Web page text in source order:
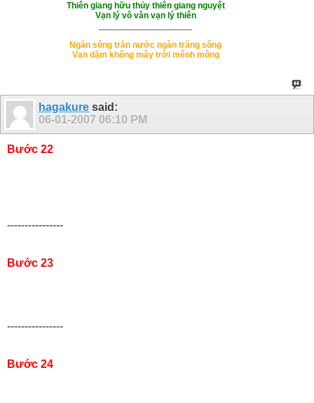
Thiên giang hữu thủy thiên giang nguyệt
Vạn lý vô vân vạn lý thiên
Ngàn sông tràn nước ngàn trăng sông
Vạn dặm không mây trời mênh mông
hagakure said:
06-01-2007 06:10 PM
Bước 22
----------------
Bước 23
----------------
Bước 24